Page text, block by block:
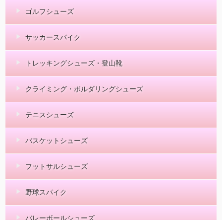
ゴルフシューズ
サッカースパイク
トレッキングシューズ・登山靴
クライミング・ボルダリングシューズ
テニスシューズ
バスケットシューズ
フットサルシューズ
野球スパイク
バレーボールシューズ